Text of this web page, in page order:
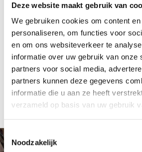
Deze website maakt gebruik van
We gebruiken cookies om content
personaliseren, om functies voor
en om ons websiteverkeer te
informatie over uw gebruik van onze
partners voor social media,
partners kunnen deze gegevens
informatie die u aan ze heeft
verzameld op basis van uw gebruik
Noodzakelijk
ONZE BOERDERIJ
In Stabroek op 's Hertogendijk hebben
gemengd bedrijf met zoogkoeien en
zelf zijn dieren van het Belgisch
de moeder en hebben vrije uitloop in de
bedrijf. Op de akkers staan
Daarnaast is er ook nog de teelt van
zoals granen en aardappelen. Het
landschap waar de laatste Antwerpse
van Antwerpen elkaar ontmoeten.